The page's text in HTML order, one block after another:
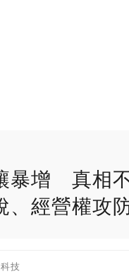
暴增 真相
經營權攻
科技